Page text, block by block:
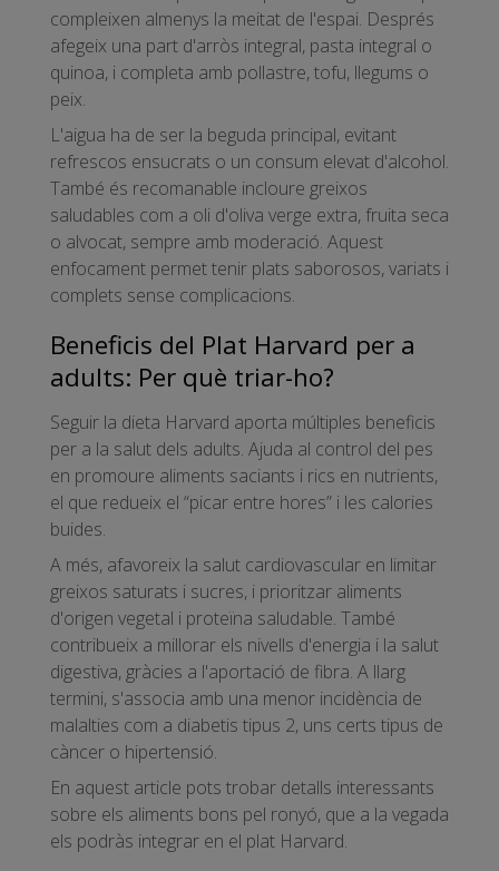
compleixen almenys la meitat de l'espai. Després
afegeix una part d'arròs integral, pasta integral o
quinoa, i completa amb pollastre, tofu, llegums o
peix.
L'aigua ha de ser la beguda principal, evitant
refrescos ensucrats o un consum elevat d'alcohol.
També és recomanable incloure greixos
saludables com a oli d'oliva verge extra, fruita seca
o alvocat, sempre amb moderació. Aquest
enfocament permet tenir plats saborosos, variats i
complets sense complicacions.
Beneficis del Plat Harvard per a
adults: Per què triar-ho?
Seguir la dieta Harvard aporta múltiples beneficis
per a la salut dels adults. Ajuda al control del pes
en promoure aliments saciants i rics en nutrients,
el que redueix el “picar entre hores” i les calories
buides.
A més, afavoreix la salut cardiovascular en limitar
greixos saturats i sucres, i prioritzar aliments
d'origen vegetal i proteïna saludable. També
contribueix a millorar els nivells d'energia i la salut
digestiva, gràcies a l'aportació de fibra. A llarg
termini, s'associa amb una menor incidència de
malalties com a diabetis tipus 2, uns certs tipus de
càncer o hipertensió.
En aquest article pots trobar detalls interessants
sobre els aliments bons pel ronyó, que a la vegada
els podràs integrar en el plat Harvard.